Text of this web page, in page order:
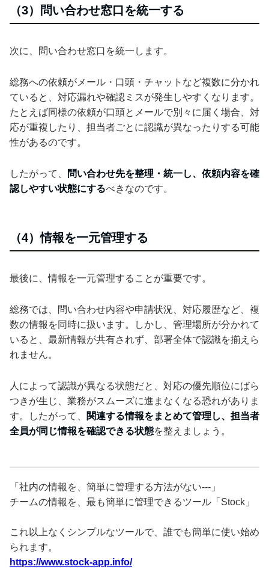
（3）問い合わせ窓口を統一する
次に、問い合わせ窓口を統一します。
総務への依頼がメール・口頭・チャットなど複数に分かれ
ていると、対応漏れや確認ミスが発生しやすくなります。
たとえば同様の依頼が口頭とメールで別々に届く場合、対
応が重複したり、担当者ごとに認識が異なったりする可能
性があるのです。
したがって、
問い合わせ先を整理・統一し、依頼内容を確
認しやすい状態にするべきなのです。
（4）情報を一元管理する
最後に、情報を一元管理することが重要です。
総務では、問い合わせ内容や申請状況、対応履歴など、複
数の情報を同時に扱います。しかし、管理場所が分かれて
いると、最新情報が共有されず、部署全体で認識を揃えら
れません。
人によって認識が異なる状態だと、対応の優先順位にばら
つきが生じ、業務がスムーズに進まなくなる恐れがありま
す。したがって、
関連する情報をまとめて管理し、担当者
全員が同じ情報を確認できる状態を整えましょう。
「社内の情報を、簡単に管理する方法がない---」
チームの情報を、最も簡単に管理できるツール「Stock」
これ以上なくシンプルなツールで、誰でも簡単に使い始め
られます。
https://www.stock-app.info/